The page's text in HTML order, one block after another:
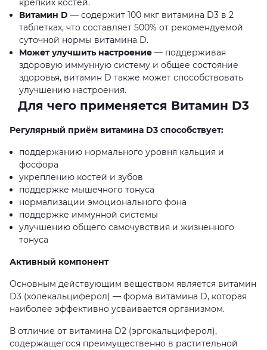
крепких костей.
Витамин D — содержит 100 мкг витамина D3 в 2
таблетках, что составляет 500% от рекомендуемой
суточной нормы витамина D.
Может улучшить настроение — поддерживая
здоровую иммунную систему и общее состояние
здоровья, витамин D также может способствовать
улучшению настроения.
Для чего применяется Витамин D3
Регулярный приём витамина D3 способствует:
поддержанию нормального уровня кальция и
фосфора
укреплению костей и зубов
поддержке мышечного тонуса
нормализации эмоционального фона
поддержке иммунной системы
улучшению общего самочувствия и жизненного
тонуса
Активный компонент
Основным действующим веществом является витамин
D3 (холекальциферол) — форма витамина D, которая
наиболее эффективно усваивается организмом.
В отличие от витамина D2 (эргокальциферол),
содержащегося преимущественно в растительной